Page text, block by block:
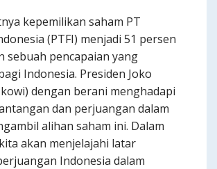
kepemilikan saham PT
(PTFI) menjadi 51 persen
sebuah pencapaian yang
Indonesia. Presiden Joko
dengan berani menghadapi
dan perjuangan dalam
alihan saham ini. Dalam
akan menjelajahi latar
Indonesia dalam